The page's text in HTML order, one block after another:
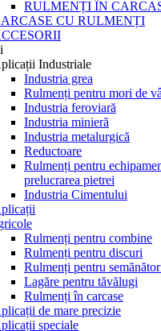
RULMENȚI ÎN
CU RULMENȚI
Industriale
Industria grea
Rulmenți pentru mori de
Industria feroviară
Industria minieră
Industria metalurgică
Reductoare
Rulmenți pentru
prelucrarea pietrei
Industria Cimentului
Rulmenți pentru combine
Rulmenți pentru discuri
Rulmenți pentru
Lagăre pentru tăvălugi
Rulmenți în carcase
de mare precizie
speciale